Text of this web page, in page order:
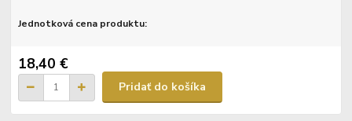
Jednotková cena produktu:
18,40 €
Pridať do košíka